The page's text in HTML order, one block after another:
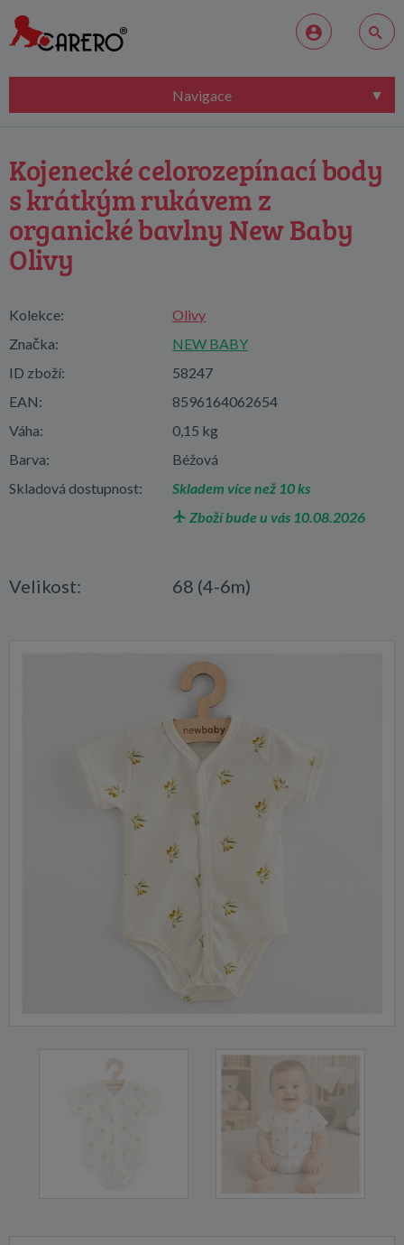
Navigace
Kojenecké celorozepínací body
s krátkým rukávem z
organické bavlny New Baby
Olivy
Kolekce:
Olivy
Značka:
NEW BABY
ID zboží:
58247
EAN:
8596164062654
Váha:
0,15 kg
Barva:
Béžová
Skladová dostupnost:
Skladem více než 10 ks
Zboží bude u vás 10.08.2026
Velikost: 68 (4-6m)